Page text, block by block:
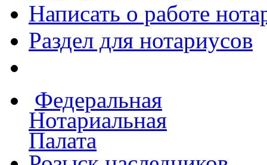
Написать о работе
Раздел для нотариусов
Федеральная
Нотариальная
Палата